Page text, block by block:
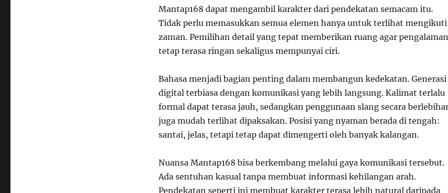
Mantap168 dapat mengambil karakter dari pendekatan semacam itu.
Tidak perlu memasukkan semua elemen hanya untuk terlihat mengikuti
zaman. Pemilihan detail yang tepat memberikan ruang agar pengalaman
tetap terasa ringan sekaligus mempunyai ciri.
Bahasa menjadi bagian penting dalam membangun kedekatan. Generasi
digital terbiasa dengan komunikasi yang lebih langsung. Kalimat terlalu
formal dapat terasa jauh, sedangkan penggunaan slang secara
juga mudah terlihat dipaksakan. Posisi yang nyaman berada di tengah:
santai, jelas, tetapi tetap dapat dimengerti oleh banyak kalangan.
Nuansa Mantap168 bisa berkembang melalui gaya komunikasi tersebut.
Ada sentuhan kasual tanpa membuat informasi kehilangan arah.
Pendekatan seperti ini membuat karakter terasa lebih natural daripada